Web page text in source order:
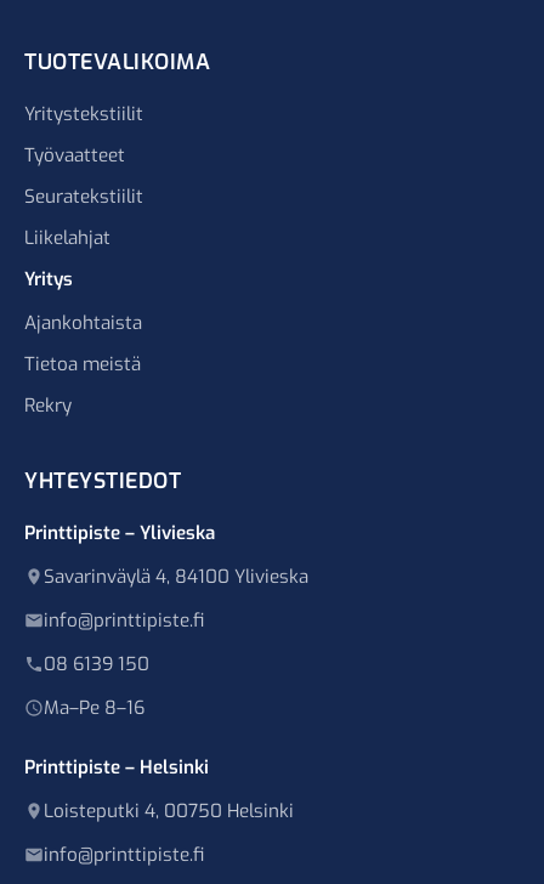
TUOTEVALIKOIMA
Yritystekstiilit
Työvaatteet
Seuratekstiilit
Liikelahjat
Yritys
Ajankohtaista
Tietoa meistä
Rekry
YHTEYSTIEDOT
Printtipiste – Ylivieska
Savarinväylä 4, 84100 Ylivieska
info@printtipiste.fi
08 6139 150
Ma–Pe 8–16
Printtipiste – Helsinki
Loisteputki 4, 00750 Helsinki
info@printtipiste.fi